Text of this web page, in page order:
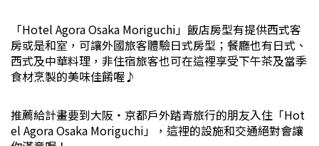
「Hotel Agora Osaka Moriguchi」飯店房型有提供西式客
房或是和室，可讓外國旅客體驗日式房型；餐廳也有日式、
西式及中華料理，非住宿旅客也可在這裡享受下午茶及當季
食材烹製的美味佳餚喔♪
推薦給計畫要到大阪・京都戶外踏青旅行的朋友入住「Hot
el Agora Osaka Moriguchi」，這裡的設施和交通絕對會讓